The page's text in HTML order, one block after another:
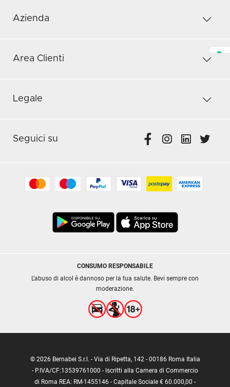
Azienda
Area Clienti
Legale
Seguici su
CONSUMO RESPONSABILE
L’abuso di alcol è dannoso per la tua salute. Bevi sempre con
moderazione.
© 2026 Bernabei S.r.l. - Via di Ripetta, 142 - 00186 Roma Italia
- P.IVA/CF:13539761000 - Iscritti alla Camera di Commercio
di Roma REA: RM-1455146 - Capitale Sociale € 60.000,00 -